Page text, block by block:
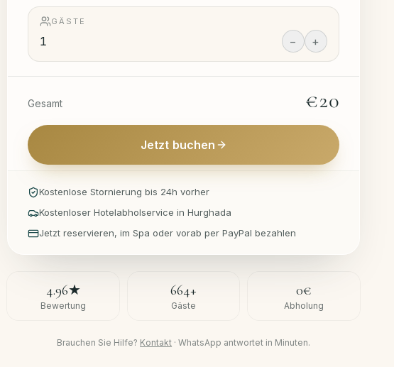
GÄSTE
− +
Gesamt €20
Jetzt buchen
Kostenlose Stornierung bis 24h vorher
Kostenloser Hotelabholservice in Hurghada
Jetzt reservieren, im Spa oder vorab per PayPal bezahlen
4.96★
Bewertung
664+
Gäste
0€
Abholung
Brauchen Sie Hilfe? Kontakt ·WhatsApp antwortet in Minuten.